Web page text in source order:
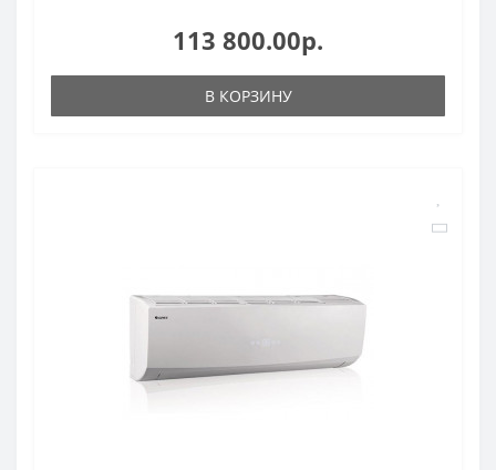
113 800.00р.
В КОРЗИНУ